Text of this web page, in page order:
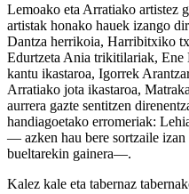
Lemoako eta Arratiako artistez
artistak honako hauek izango
Dantza herrikoia, Harribitxiko
Edurtzeta Ania trikitilariak,
kantu ikastaroa, Igorrek
Arratiako jota ikastaroa,
aurrera gazte sentitzen
handiagoetako erromeriak:
— azken hau bere sortzaile
bueltarekin gainera—.
Kalez kale eta tabernaz